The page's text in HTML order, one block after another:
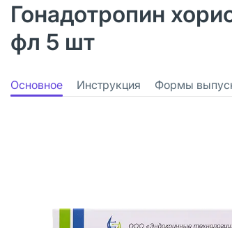
Гонадотропин
фл 5 шт
Основное Инструкция Формы